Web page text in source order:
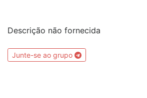
Descrição não fornecida
Junte-se ao grupo